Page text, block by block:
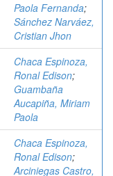
Paola Fernanda;
Sánchez Narváez,
Cristian Jhon
Chaca Espinoza,
Ronal Edison;
Guambaña
Aucapiña, Miriam
Paola
Chaca Espinoza,
Ronal Edison;
Arciniegas Castro,